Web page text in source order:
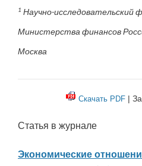
1 Научно-исследовательский
Министерства финансов
Москва
Скачать PDF |
Статья в журнале
Экономические